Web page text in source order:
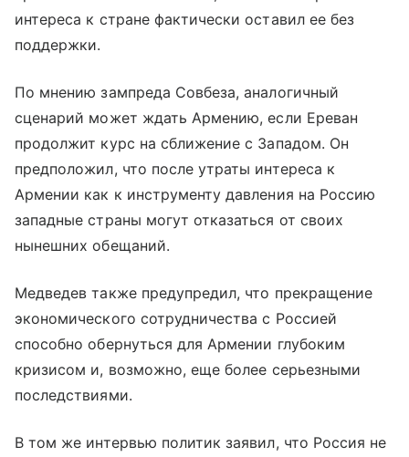
интереса к стране фактически оставил ее без
поддержки.
По мнению зампреда Совбеза, аналогичный
сценарий может ждать Армению, если Ереван
продолжит курс на сближение с Западом. Он
предположил, что после утраты интереса к
Армении как к инструменту давления на Россию
западные страны могут отказаться от своих
нынешних обещаний.
Медведев также предупредил, что прекращение
экономического сотрудничества с Россией
способно обернуться для Армении глубоким
кризисом и, возможно, еще более серьезными
последствиями.
В том же интервью политик заявил, что Россия не